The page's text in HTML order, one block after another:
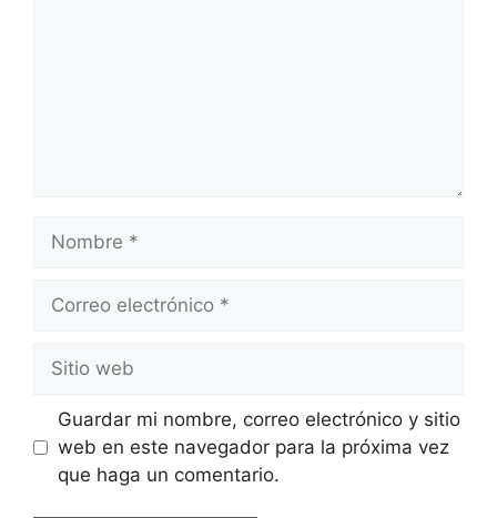
Guardar mi nombre, correo electrónico y sitio
web en este navegador para la próxima vez
que haga un comentario.